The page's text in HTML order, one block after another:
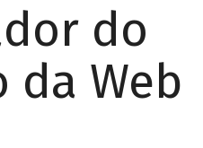
do
da Web